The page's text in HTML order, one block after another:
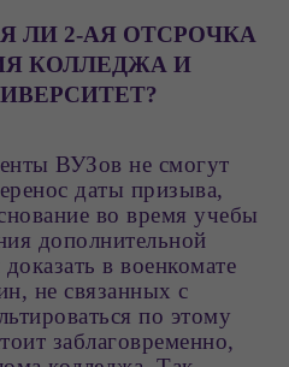
ЛИ 2-АЯ ОТСРОЧКА
КОЛЛЕДЖА И
ВУЗов не смогут
даты призыва,
во время учебы
дополнительной
в военкомате
не связанных с
по этому
заблаговременно,